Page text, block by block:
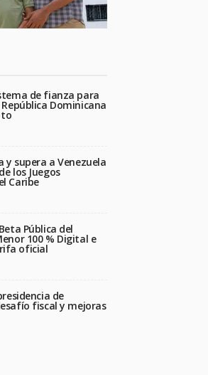
de fianza para
Dominicana
y supera a Venezuela
los Juegos
Caribe
Pública del
100 % Digital e
oficial
de
fiscal y mejoras